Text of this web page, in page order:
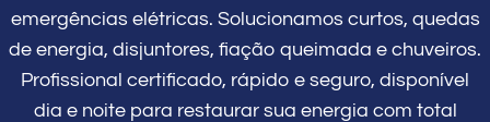
emergências elétricas. Solucionamos curtos, quedas
de energia, disjuntores, fiação queimada e chuveiros.
Profissional certificado, rápido e seguro, disponível
dia e noite para restaurar sua energia com total